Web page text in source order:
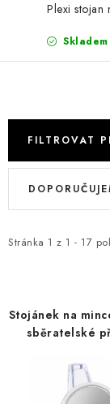
Plexi stojan
Skladem
FILTROVAT
V
i
r
Stránka 1 z 1 - 17
Ř
e
p
Stojánek na
sběratelské